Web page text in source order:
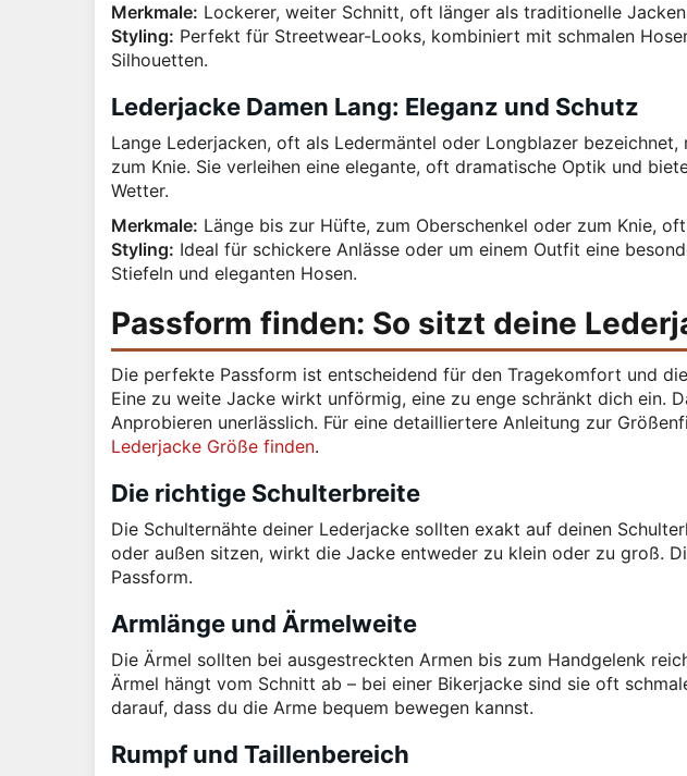
Merkmale: Lockerer, weiter Schnitt, oft länger als traditionelle
Styling: Perfekt für Streetwear-Looks, kombiniert mit schmalen
Silhouetten.
Lederjacke Damen Lang: Eleganz und Schutz
Lange Lederjacken, oft als Ledermäntel oder Longblazer
zum Knie. Sie verleihen eine elegante, oft dramatische Optik und
Wetter.
Merkmale: Länge bis zur Hüfte, zum Oberschenkel oder zum Knie,
Styling: Ideal für schickere Anlässe oder um einem Outfit eine
Stiefeln und eleganten Hosen.
Passform finden: So sitzt deine
Die perfekte Passform ist entscheidend für den Tragekomfort und
Eine zu weite Jacke wirkt unförmig, eine zu enge schränkt dich ein.
Anprobieren unerlässlich. Für eine detailliertere Anleitung zur
Lederjacke Größe finden.
Die richtige Schulterbreite
Die Schulternähte deiner Lederjacke sollten exakt auf deinen
oder außen sitzen, wirkt die Jacke entweder zu klein oder zu groß.
Passform.
Armlänge und Ärmelweite
Die Ärmel sollten bei ausgestreckten Armen bis zum Handgelenk
Ärmel hängt vom Schnitt ab – bei einer Bikerjacke sind sie oft
darauf, dass du die Arme bequem bewegen kannst.
Rumpf und Taillenbereich